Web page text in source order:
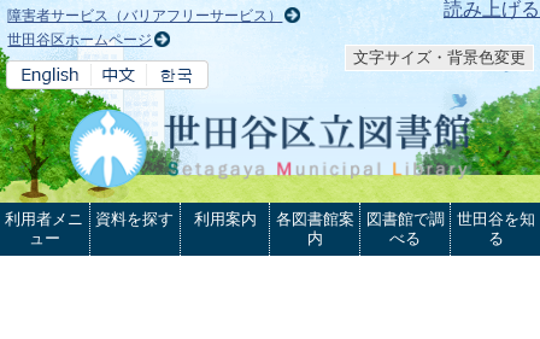
本文へ 読み上げる
障害者サービス（バリアフリーサービス）
世田谷区ホームページ
文字サイズ・背景色変更
利用者メニ
ュー
資料を探す 利用案内
各図書館案
内
図書館で調
べる
世田谷を知
る